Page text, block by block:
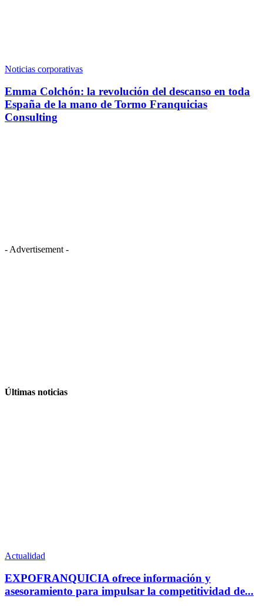
Noticias corporativas
Emma Colchón: la revolución del descanso en toda
España de la mano de Tormo Franquicias
Consulting
- Advertisement -
Últimas noticias
Actualidad
EXPOFRANQUICIA ofrece información y
asesoramiento para impulsar la competitividad de...